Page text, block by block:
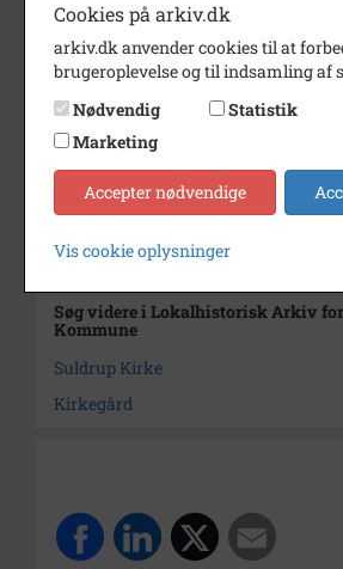
Fotograf
Poul Erik
Materiale
Digital
Se på kort
Arkiv
tidl. Støvring
Kontakt arkivet
Søg videre i Lokalhistorisk Arkiv
Kommune
Suldrup Kirke
Kirkegård
Cookies på arkiv.dk
arkiv.dk anvender cookies til at
brugeroplevelse og til indsamling af
Nødvendig
Statistik
Marketing
Accepter nødvendige
Vis cookie oplysninger